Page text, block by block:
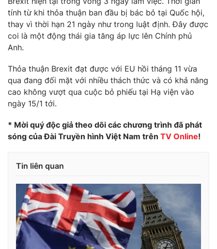
Hậu trường
Nhân vật
Giải sao mai
Giải trí
Điện ảnh
Âm nhạc
Sao
Đời sống
Du lịch
Làm đẹp
Chất lượng cuộc sống
Tuyển sinh
Học trực tuyến
Công nghệ
Hitech Công nghệ tương lai
Sản phẩm
Tư vấn
Emagazine Podcast
Photo Infographic
tính từ khi thỏa thuận ban đầu bị bác bỏ tại Quốc hội,
thay vì thời hạn 21 ngày như trong luật định. Đây được
coi là một động thái gia tăng áp lực lên Chính phủ
Anh.
Thỏa thuận Brexit đạt được với EU hồi tháng 11 vừa
qua đang đối mặt với nhiều thách thức và có khả năng
cao không vượt qua cuộc bỏ phiếu tại Hạ viện vào
ngày 15/1 tới.
* Mời quý độc giả theo dõi các chương trình đã phát
sóng của Đài Truyền hình Việt Nam trên TV Online!
Tin liên quan